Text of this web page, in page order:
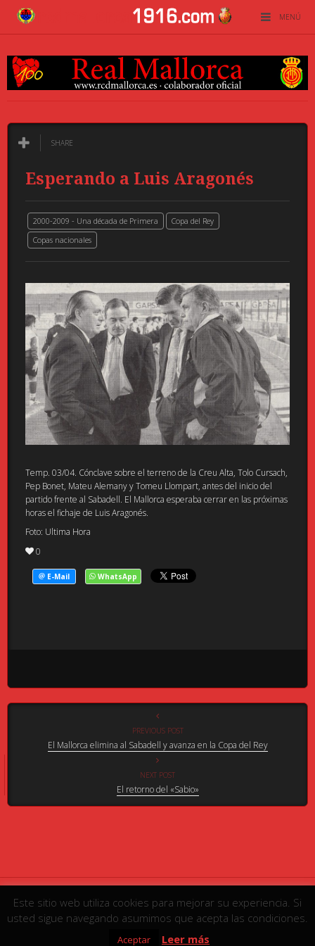
MENÚ
SHARE
Esperando a Luis Aragonés
2000-2009 - Una década de Primera
Copa del Rey
Copas nacionales
Temp. 03/04. Cónclave sobre el terreno de la Creu Alta, Tolo Cursach,
Pep Bonet, Mateu Alemany y Tomeu Llompart, antes del inicio del
partido frente al Sabadell. El Mallorca esperaba cerrar en las próximas
horas el fichaje de Luis Aragonés.
Foto: Ultima Hora
0
PREVIOUS POST
El Mallorca elimina al Sabadell y avanza en la Copa del Rey
NEXT POST
El retorno del «Sabio»
www.rcdmallorca1916.com | Copyright 2015 | Aviso legal
Protección de datos
Este sitio web utiliza cookies para mejorar su experiencia. Si
usted sigue navegando asumimos que acepta las condiciones.
Aceptar Leer más